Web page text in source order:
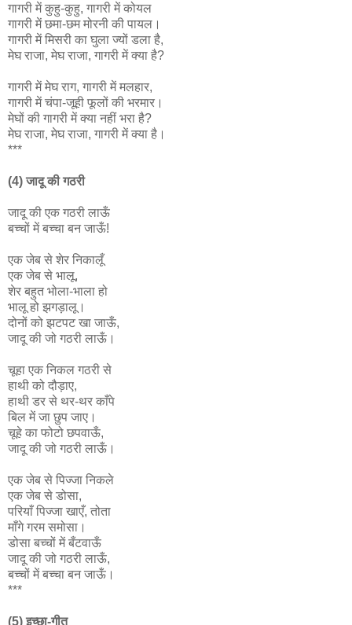
गागरी में कुहु-कुहु, गागरी में कोयल
गागरी में छमा-छम मोरनी की पायल।
गागरी में मिसरी का घुला ज्यों डला है,
मेघ राजा, मेघ राजा, गागरी में क्या है?
गागरी में मेघ राग, गागरी में मलहार,
गागरी में चंपा-जूही फूलों की भरमार।
मेघों की गागरी में क्या नहीं भरा है?
मेघ राजा, मेघ राजा, गागरी में क्या है।
***
(4) जादू की गठरी
जादू की एक गठरी लाऊँ
बच्चों में बच्चा बन जाऊँ!
एक जेब से शेर निकालूँ
एक जेब से भालू,
शेर बहुत भोला-भाला हो
भालू हो झगड़ालू।
दोनों को झटपट खा जाऊँ,
जादू की जो गठरी लाऊँ।
चूहा एक निकल गठरी से
हाथी को दौड़ाए,
हाथी डर से थर-थर काँपे
बिल में जा छुप जाए।
चूहे का फोटो छपवाऊँ,
जादू की जो गठरी लाऊँ।
एक जेब से पिज्जा निकले
एक जेब से डोसा,
परियाँ पिज्जा खाएँ, तोता
माँगे गरम समोसा।
डोसा बच्चों में बँटवाऊँ
जादू की जो गठरी लाऊँ,
बच्चों में बच्चा बन जाऊँ।
***
(5) इच्छा-गीत